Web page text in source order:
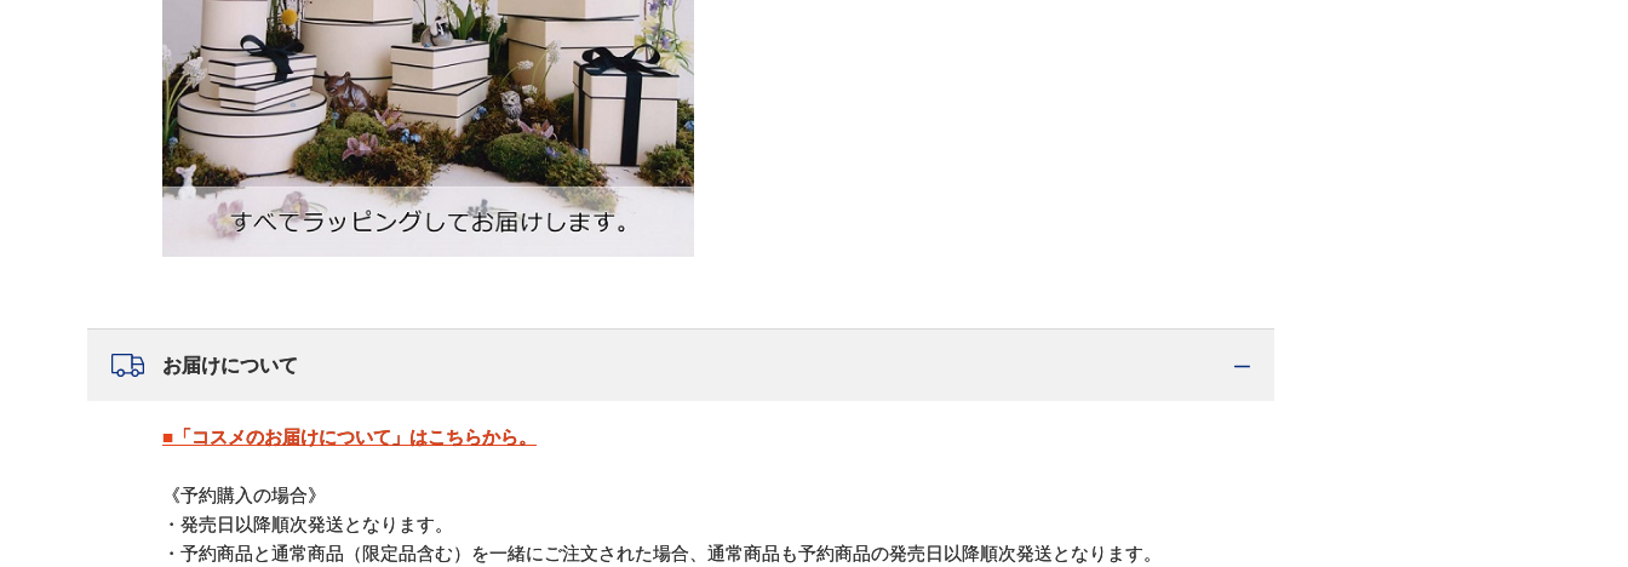
お届けについて
■「コスメのお届けについて」はこちらから。
《予約購入の場合》
・発売日以降順次発送となります。
・予約商品と通常商品（限定品含む）を一緒にご注文された場合、通常商品も予約商品の発売日以降順次発送となります。